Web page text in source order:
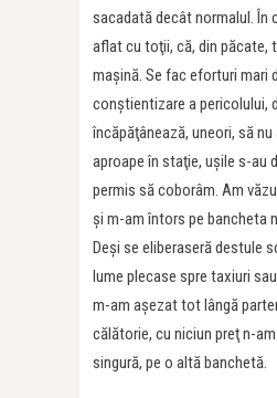
sacadată decât normalul. În
aflat cu toţii, că, din păcate,
maşină. Se fac eforturi mari
conştientizare a pericolului,
încăpăţânează, uneori, să
aproape în staţie, uşile s-au
permis să coborâm. Am
şi m-am întors pe bancheta
Deşi se eliberaseră destule
lume plecase spre taxiuri
m-am aşezat tot lângă
călătorie, cu niciun preţ n-
singură, pe o altă banchetă.